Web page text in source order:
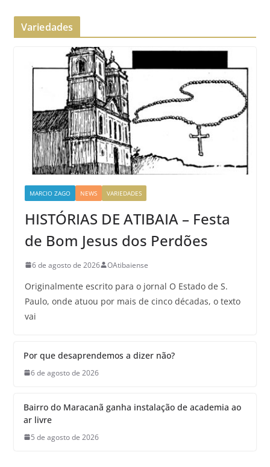
Variedades
MARCIO ZAGO NEWS VARIEDADES
HISTÓRIAS DE ATIBAIA – Festa
de Bom Jesus dos Perdões
6 de agosto de 2026 OAtibaiense
Originalmente escrito para o jornal O Estado de S.
Paulo, onde atuou por mais de cinco décadas, o texto
vai
Por que desaprendemos a dizer não?
6 de agosto de 2026
Bairro do Maracanã ganha instalação de academia ao
ar livre
5 de agosto de 2026